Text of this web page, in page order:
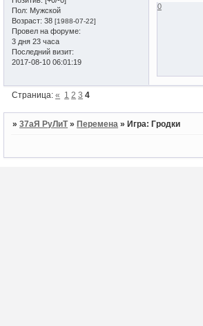
Пол: Мужской
Возраст: 38 [1988-07-22]
Провел на форуме:
3 дня 23 часа
Последний визит:
2017-08-10 06:01:19
0
Страница:« 1 2 3 4
»37аЯ РуЛиТ » Перемена » Игра: Гродки